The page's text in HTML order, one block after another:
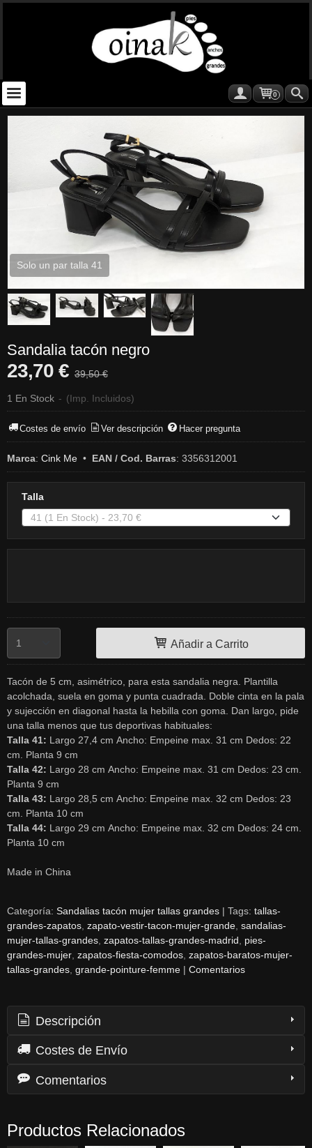
0
Solo un par talla 41
Sandalia tacón negro
23,70 € 39,50 €
1 En Stock - (Imp. Incluidos)
Costes de envío Ver descripción Hacer pregunta
Marca: Cink Me • EAN / Cod. Barras: 3356312001
Talla
Añadir a Carrito
Tacón de 5 cm, asimétrico, para esta sandalia negra. Plantilla
acolchada, suela en goma y punta cuadrada. Doble cinta en la pala
y sujección en diagonal hasta la hebilla con goma. Dan largo, pide
una talla menos que tus deportivas habituales:
Talla 41: Largo 27,4 cm Ancho: Empeine max. 31 cm Dedos: 22
cm. Planta 9 cm
Talla 42: Largo 28 cm Ancho: Empeine max. 31 cm Dedos: 23 cm.
Planta 9 cm
Talla 43: Largo 28,5 cm Ancho: Empeine max. 32 cm Dedos: 23
cm. Planta 10 cm
Talla 44: Largo 29 cm Ancho: Empeine max. 32 cm Dedos: 24 cm.
Planta 10 cm
Made in China
Categoría: Sandalias tacón mujer tallas grandes | Tags: tallas-
grandes-zapatos zapato-vestir-tacon-mujer-grande sandalias-
mujer-tallas-grandes zapatos-tallas-grandes-madrid
pies-
grandes-mujer zapatos-fiesta-comodos zapatos-baratos-mujer-
tallas-grandes grande-pointure-femme | Comentarios
Descripción
Costes de Envío
Comentarios
Productos Relacionados